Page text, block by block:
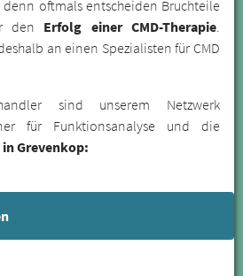
denn oftmals entscheiden Bruchteile
den Erfolg einer CMD-Therapie.
an einen Spezialisten für CMD
sind unserem Netzwerk
für Funktionsanalyse und die
Grevenkop: